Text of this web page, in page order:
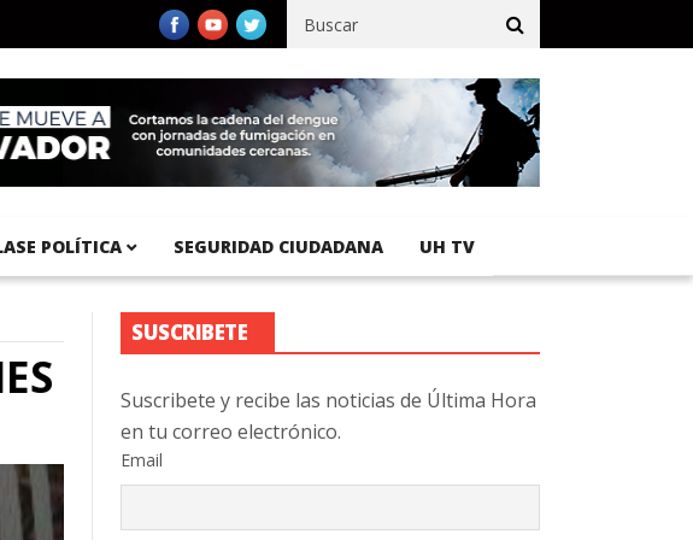
del Pacífico registra 92 % de avance en obras de terracería
POLÍTICA SEGURIDAD CIUDADANA UH TV
SUSCRIBETE
Suscribete y recibe las noticias de Última Hora
en tu correo electrónico.
Email